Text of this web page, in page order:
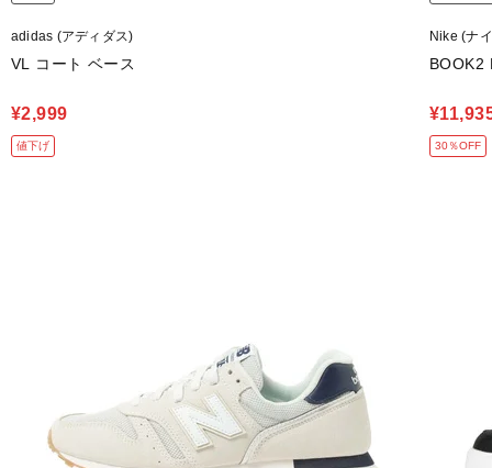
adidas (アディダス)
VL コート ベース
¥2,999
値下げ
Nike (ナ
BOOK2
30％OFF